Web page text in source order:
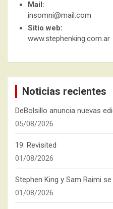
Mail:
insomni@mail.com
Sitio web:
www.stephenking.com.ar
Noticias recientes
DeBolsillo anuncia nuevas
05/08/2026
19: Revisited
01/08/2026
Stephen King y Sam Raimi se
01/08/2026